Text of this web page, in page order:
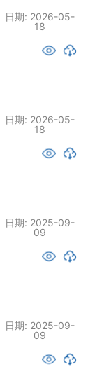
日期: 2026-05-
18
日期: 2026-05-
18
日期: 2025-09-
09
日期: 2025-09-
09